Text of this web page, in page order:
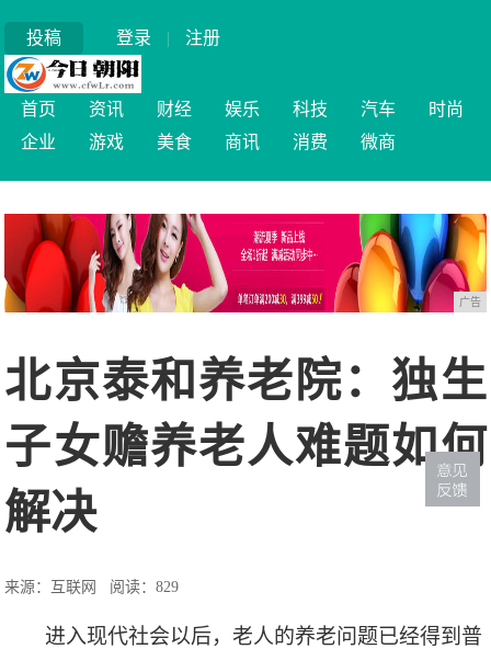
投稿 登录 | 注册
首页 资讯 财经 娱乐 科技 汽车
时尚
企业
游戏 美食 商讯 消费 微商
广告
北京泰和养老院：独生
子女赡养老人难题如何
解决
来源：互联网 阅读：829
进入现代社会以后，老人的养老问题已经得到普